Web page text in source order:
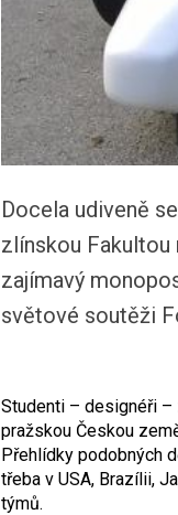
Docela udiveně
zlínskou
zajímavý
světové soutěži
Studenti – designéři –
pražskou Českou
Přehlídky podobných
třeba v USA, Brazílii,
týmů.